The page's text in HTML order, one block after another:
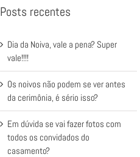
Posts recentes
Dia da Noiva, vale a pena? Super
vale!!!!
Os noivos não podem se ver antes
da cerimônia, é sério isso?
Em dúvida se vai fazer fotos com
todos os convidados do
casamento?